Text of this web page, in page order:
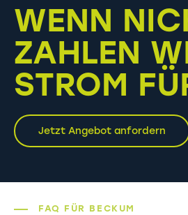
WENN
ZAHLEN
STROM
Jetzt Angebot anfordern
FAQ FÜR BECKUM